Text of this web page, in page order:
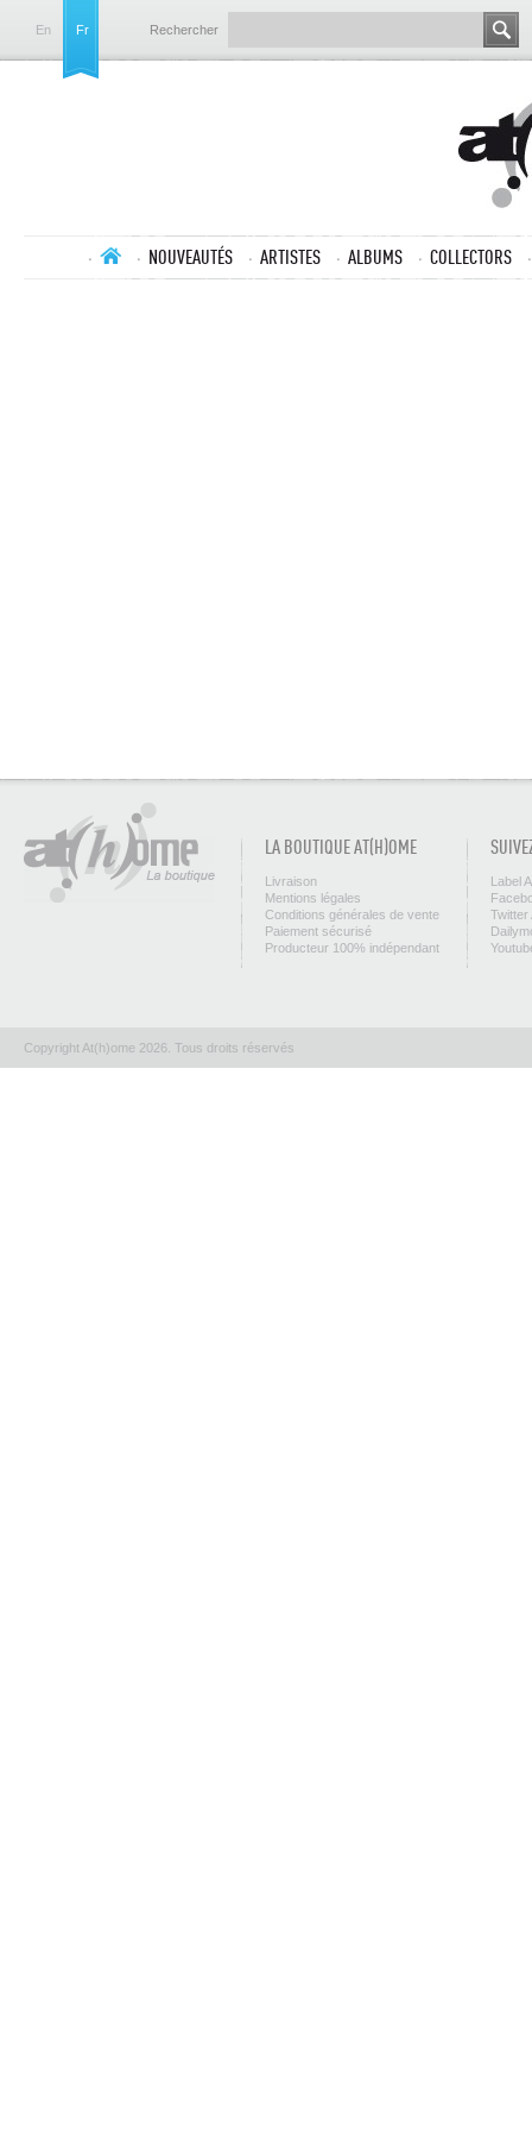
En Fr Rechercher
NOUVEAUTÉS ARTISTES ALBUMS COLLECTORS
LA BOUTIQUE AT(H)OME
Livraison
Mentions légales
Conditions générales de vente
Paiement sécurisé
Producteur 100% indépendant
Label
Twitter
Copyright At(h)ome 2026. Tous droits réservés